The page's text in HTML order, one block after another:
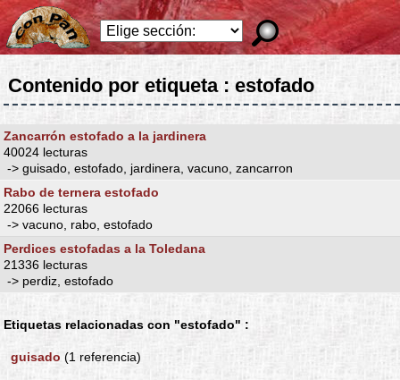
Contenido por etiqueta : estofado
Zancarrón estofado a la jardinera
40024 lecturas
-> guisado, estofado, jardinera, vacuno, zancarron
Rabo de ternera estofado
22066 lecturas
-> vacuno, rabo, estofado
Perdices estofadas a la Toledana
21336 lecturas
-> perdiz, estofado
Etiquetas relacionadas con "estofado" :
guisado (1 referencia)